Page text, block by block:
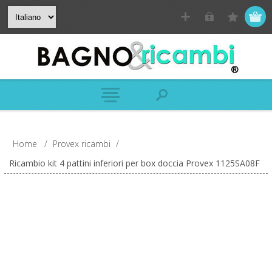
Home / Provex ricambi /
Ricambio kit 4 pattini inferiori per box doccia Provex 1125SA08F